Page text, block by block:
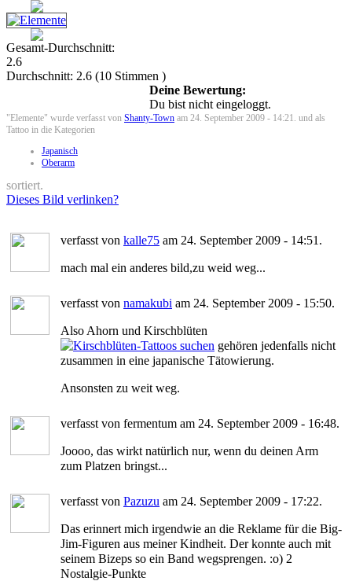
Gesamt-Durchschnitt:
2.6
Durchschnitt: 2.6 (10 Stimmen )
Deine Bewertung:
Du bist nicht eingeloggt.
"Elemente" wurde verfasst von Shanty-Town am 24. September 2009 - 14:21. und als
Tattoo in die Kategorien
Japanisch
Oberarm
sortiert.
Dieses Bild verlinken?
verfasst von kalle75 am 24. September 2009 - 14:51.
mach mal ein anderes bild,zu weid weg...
verfasst von namakubi am 24. September 2009 - 15:50.
Also Ahorn und Kirschblüten
gehören jedenfalls nicht
zusammen in eine japanische Tätowierung.
Ansonsten zu weit weg.
verfasst von fermentum am 24. September 2009 - 16:48.
Joooo, das wirkt natürlich nur, wenn du deinen Arm
zum Platzen bringst...
verfasst von Pazuzu am 24. September 2009 - 17:22.
Das erinnert mich irgendwie an die Reklame für die Big-
Jim-Figuren aus meiner Kindheit. Der konnte auch mit
seinem Bizeps so ein Band wegsprengen. :o) 2
Nostalgie-Punkte